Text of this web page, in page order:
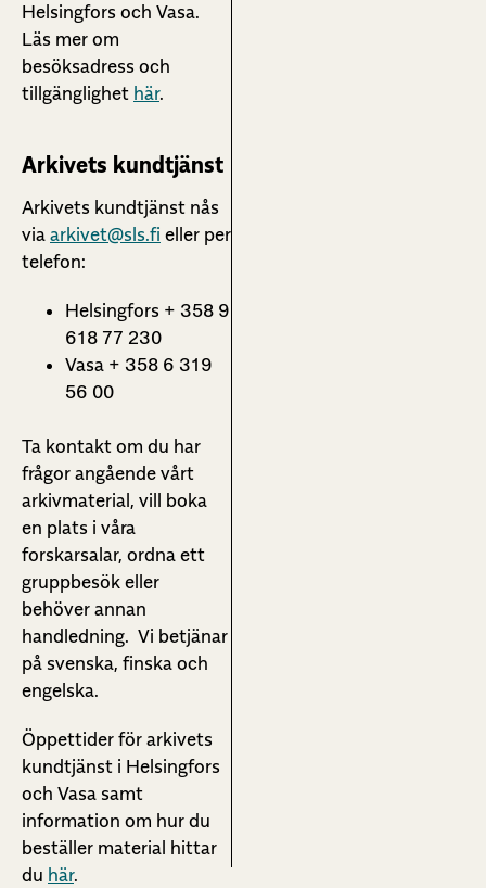
Helsingfors och Vasa.
Läs mer om
besöksadress och
tillgänglighet här.
Arkivets kundtjänst
Arkivets kundtjänst nås
via arkivet@sls.fi eller per
telefon:
Helsingfors + 358 9
618 77 230
Vasa + 358 6 319
56 00
Ta kontakt om du har
frågor angående vårt
arkivmaterial, vill boka
en plats i våra
forskarsalar, ordna ett
gruppbesök eller
behöver annan
handledning. Vi betjänar
på svenska, finska och
engelska.
Öppettider för arkivets
kundtjänst i Helsingfors
och Vasa samt
information om hur du
beställer material hittar
du här.